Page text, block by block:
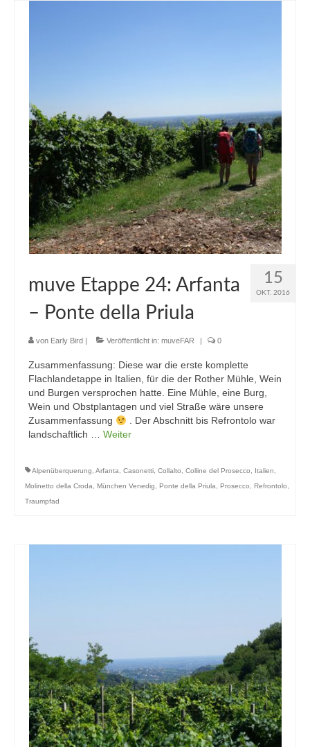
15
OKT. 2016
muve Etappe 24: Arfanta
– Ponte della Priula
von Early Bird Veröffentlicht in: muveFAR 0
Zusammenfassung: Diese war die erste komplette
Flachlandetappe in Italien, für die der Rother Mühle, Wein
und Burgen versprochen hatte. Eine Mühle, eine Burg,
Wein und Obstplantagen und viel Straße wäre unsere
Zusammenfassung
. Der Abschnitt bis Refrontolo war
landschaftlich … Weiter
Alpenüberquerung, Arfanta, Casonetti, Collalto, Colline del Prosecco, Italien,
Molinetto della Croda, München Venedig, Ponte della Priula, Prosecco, Refrontolo,
Traumpfad